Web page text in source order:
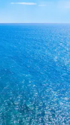
о стиле и
в Лигурии
где роскошь
Это
и редкий,
элитной